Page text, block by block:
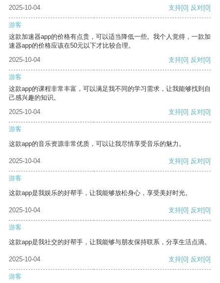
2025-10-04 支持[0] 反对[0]
游客
这款加速器app的价格有点贵，可以适当降低一些。我个人觉得，一款加
速器app的价格应该在50元以下才比较合理。
2025-10-04
支持[0] 反对[0]
游客
这款app的课程非常丰富，可以满足我不同的学习需求，让我能够找到自
己感兴趣的知识。
2025-10-04
支持[0] 反对[0]
游客
这款app的音乐资源非常优质，可以让我尽情享受音乐的魅力。
2025-10-04 支持[0] 反对[0]
游客
这款app是我娱乐的好帮手，让我能够放松身心，享受美好时光。
2025-10-04 支持[0] 反对[0]
游客
这款app是我社交的好帮手，让我能够与朋友保持联系，分享生活点滴。
2025-10-04 支持[0] 反对[0]
游客